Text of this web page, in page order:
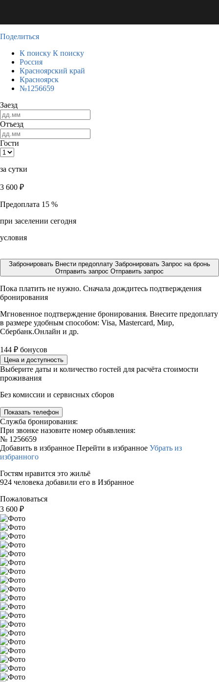
Поделиться
К поиску К поиску
Россия
Красноярский край
Красноярск
№1256659
Заезд
Отъезд
Гости
за сутки
3 600 ₽
Предоплата 15 %
при заселении сегодня
условия
Забронировать Внести предоплату Забронировать Запрос на бронь
Отправить запрос Отправить запрос
Пока платить не нужно. Сначала дождитесь подтверждения
бронирования
Мгновенное подтверждение бронирования. Внесите предоплату
в размере удобным способом: Visa, Mastercard, Мир,
Сбербанк.Онлайн и др.
144 ₽ бонусов
Цена и доступность
Выберите даты и количество гостей для расчёта стоимости
проживания
Без комиссии и сервисных сборов
Показать телефон
Служба бронирования:
При звонке назовите номер объявления:
№ 1256659
Добавить в избранное Перейти в избранное Убрать из
избранного
Гостям нравится это жильё
924 человека добавили его в Избранное
Пожаловаться
3 600 ₽